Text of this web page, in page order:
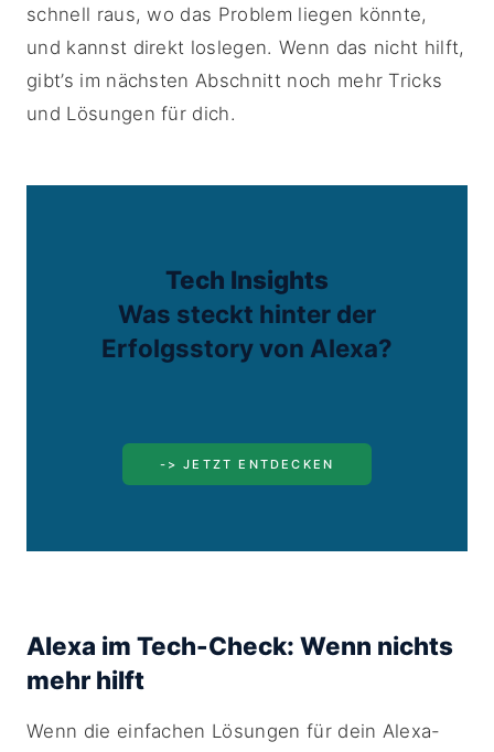
schnell raus, wo das Problem liegen könnte,
und kannst direkt loslegen. Wenn das nicht hilft,
gibt’s im nächsten Abschnitt noch mehr Tricks
und Lösungen für dich.
Tech Insights
Was steckt hinter der
Erfolgsstory von Alexa?
-> JETZT ENTDECKEN
Alexa im Tech-Check: Wenn nichts
mehr hilft
Wenn die einfachen Lösungen für dein Alexa-